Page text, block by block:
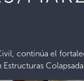
continúa el